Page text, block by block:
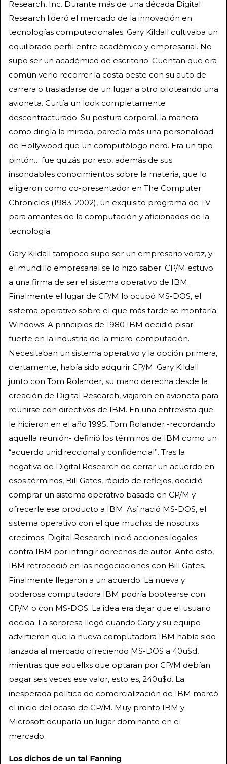
Research, Inc. Durante más de una década Digital
Research lideró el mercado de la innovación en
tecnologías computacionales. Gary Kildall cultivaba un
equilibrado perfil entre académico y empresarial. No
supo ser un académico de escritorio. Cuentan que era
común verlo recorrer la costa oeste con su auto de
carrera o trasladarse de un lugar a otro piloteando una
avioneta. Curtía un look completamente
descontracturado. Su postura corporal, la manera
como dirigía la mirada, parecía más una personalidad
de Hollywood que un computólogo nerd. Era un tipo
pintón… fue quizás por eso, además de sus
insondables conocimientos sobre la materia, que lo
eligieron como co-presentador en The Computer
Chronicles (1983-2002), un exquisito programa de TV
para amantes de la computación y aficionados de la
tecnología.
Gary Kildall tampoco supo ser un empresario voraz, y
el mundillo empresarial se lo hizo saber. CP/M estuvo
a una firma de ser el sistema operativo de IBM.
Finalmente el lugar de CP/M lo ocupó MS-DOS, el
sistema operativo sobre el que más tarde se montaría
Windows. A principios de 1980 IBM decidió pisar
fuerte en la industria de la micro-computación.
Necesitaban un sistema operativo y la opción primera,
ciertamente, había sido adquirir CP/M. Gary Kildall
junto con Tom Rolander, su mano derecha desde la
creación de Digital Research, viajaron en avioneta para
reunirse con directivos de IBM. En una entrevista que
le hicieron en el año 1995, Tom Rolander -recordando
aquella reunión- definió los términos de IBM como un
“acuerdo unidireccional y confidencial”. Tras la
negativa de Digital Research de cerrar un acuerdo en
esos términos, Bill Gates, rápido de reflejos, decidió
comprar un sistema operativo basado en CP/M y
ofrecerle ese producto a IBM. Así nació MS-DOS, el
sistema operativo con el que muchxs de nosotrxs
crecimos. Digital Research inició acciones legales
contra IBM por infringir derechos de autor. Ante esto,
IBM retrocedió en las negociaciones con Bill Gates.
Finalmente llegaron a un acuerdo. La nueva y
poderosa computadora IBM podría bootearse con
CP/M o con MS-DOS. La idea era dejar que el usuario
decida. La sorpresa llegó cuando Gary y su equipo
advirtieron que la nueva computadora IBM había sido
lanzada al mercado ofreciendo MS-DOS a 40u$d,
mientras que aquellxs que optaran por CP/M debían
pagar seis veces ese valor, esto es, 240u$d. La
inesperada política de comercialización de IBM marcó
el inicio del ocaso de CP/M. Muy pronto IBM y
Microsoft ocuparía un lugar dominante en el
mercado.
Los dichos de un tal Fanning